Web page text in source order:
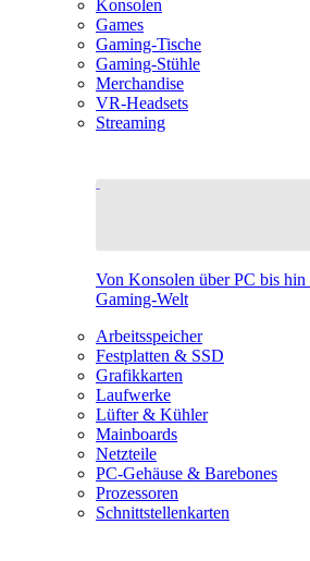
Konsolen
Games
Gaming-Tische
Gaming-Stühle
Merchandise
VR-Headsets
Streaming
Von Konsolen über PC bis
Gaming-Welt
Arbeitsspeicher
Festplatten & SSD
Grafikkarten
Laufwerke
Lüfter & Kühler
Mainboards
Netzteile
PC-Gehäuse & Barebones
Prozessoren
Schnittstellenkarten